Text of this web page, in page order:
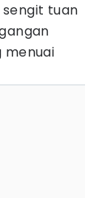
tuan
menuai